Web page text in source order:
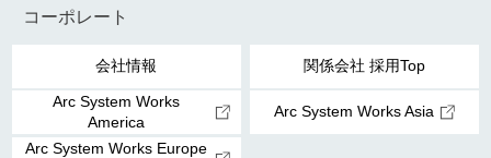
コーポレート
会社情報 関係会社 採用Top
Arc System Works
America
Arc System Works Asia
Arc System Works Europe